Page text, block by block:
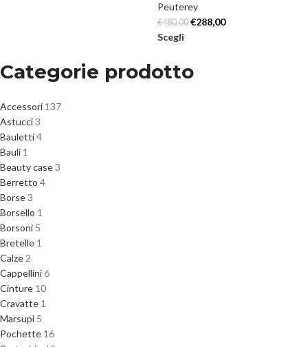
Categorie prodotto
Accessori 137
Astucci3
Bauletti4
Bauli 1
Beauty case3
Berretto 4
Borse3
Borsello 1
Borsoni 5
Bretelle 1
Calze 2
Cappellini6
Cinture 10
Cravatte 1
Marsupi 5
Pochette 16
Peuterey
€480,00 €288,00
Scegli